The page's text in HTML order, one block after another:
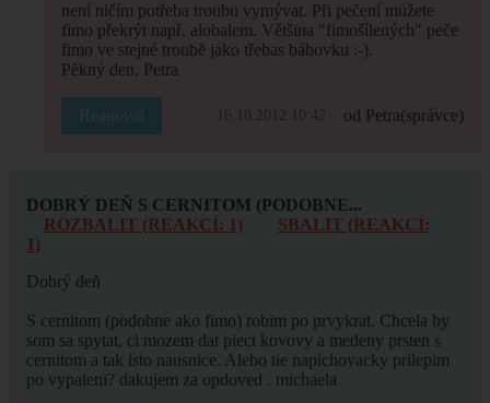
není ničím potřeba troubu vymývat. Při pečení můžete
fimo překrýt např. alobalem. Většina "fimošílených" peče
fimo ve stejné troubě jako třebas bábovku :-).
Pěkný den, Petra
Reagovat 16.10.2012 10:42 od Petra(správce)
DOBRÝ DEŇ S CERNITOM (PODOBNE...
ROZBALIT (REAKCÍ: 1)
SBALIT (REAKCÍ:
1)
Dobrý deň
S cernitom (podobne ako fimo) robim po prvykrat. Chcela by
som sa spytat, ci mozem dat piect kovovy a medeny prsten s
cernitom a tak isto nausnice. Alebo tie napichovacky prilepim
po vypaleni? dakujem za opdoved . michaela